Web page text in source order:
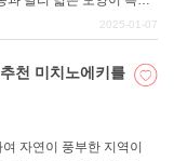
이는 이 음식은 그 생김새
히토카와 우동을 맛볼 수
았다.
2025-01-07
천 미치노에키를
자연이 풍부한 지역이